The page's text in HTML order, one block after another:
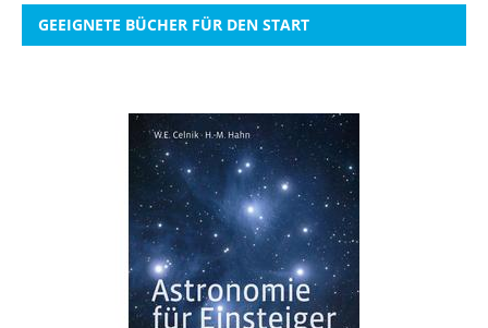
GEEIGNETE BÜCHER FÜR DEN START